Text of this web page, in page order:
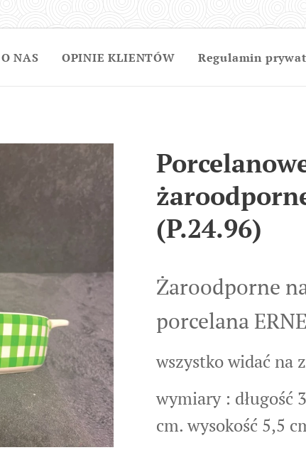
O NAS OPINIE KLIENTÓW Regulamin
(P.24.96)
Żaroodporne
porcelana
wszystko widać na
wymiary : długość
cm. wysokość 5,5